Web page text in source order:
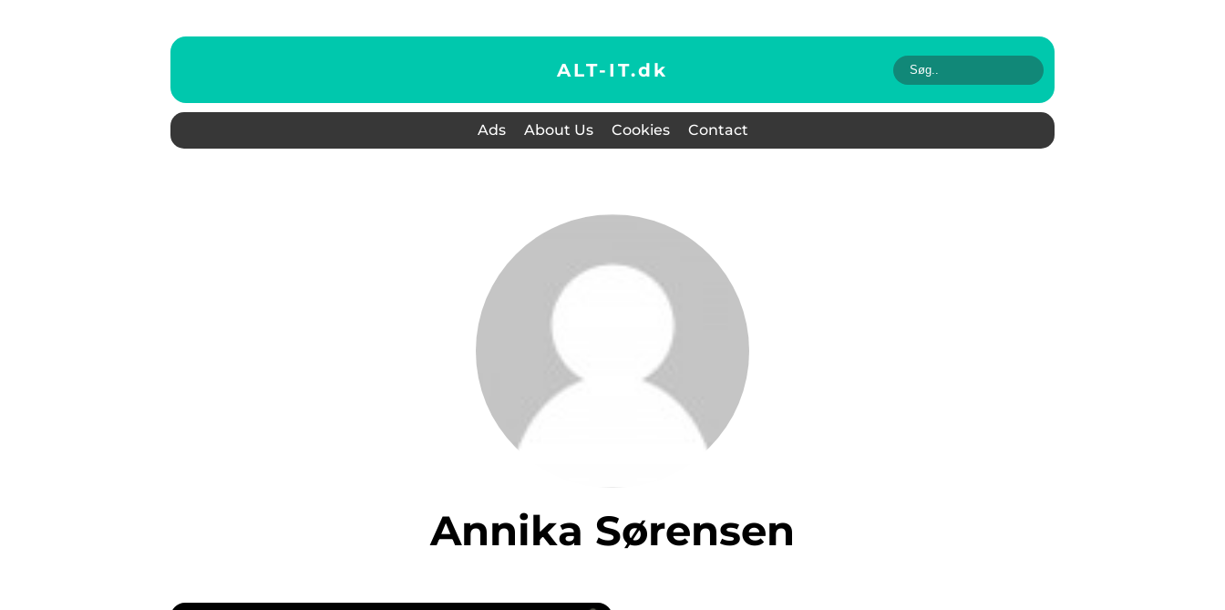
ALT-IT.dk
Ads About Us Cookies Contact
Annika Sørensen